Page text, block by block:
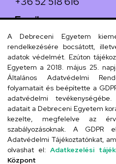
Email
iskola@kossuth-
Cím
4024 Debrecen,
Szervezeti
UD
A Debreceni Egyetem
rendelkezésére bocsátott,
adatok védelmét. Ezúton
Egyetem a 2018. május 25.
Általános Adatvédelmi
folyamatait és beépítette a
adatvédelmi
adatait a Debreceni Egyetem
kezelte, megfelelve az
szabályozásoknak. A GDPR
Adatvédelmi Tájékoztatónkat,
olvashat el: Adatkezelési
Központ